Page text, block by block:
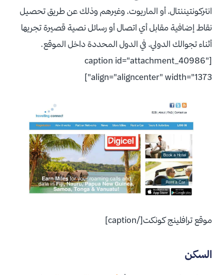
انتركونتيننتال، أو الماريوت، وغيرهم وذلك عن طريق تحصيل
نقاط إضافية مقابل أي اتصال أو رسائل نصية قصيرة تجريها
أثناء تجوالك الدولي، في الدول المحددة داخل الموقع.
[caption id="attachment_40986"
align="aligncenter" width="1373"]
موقع ترافلينج كونكت[/caption]
السكن